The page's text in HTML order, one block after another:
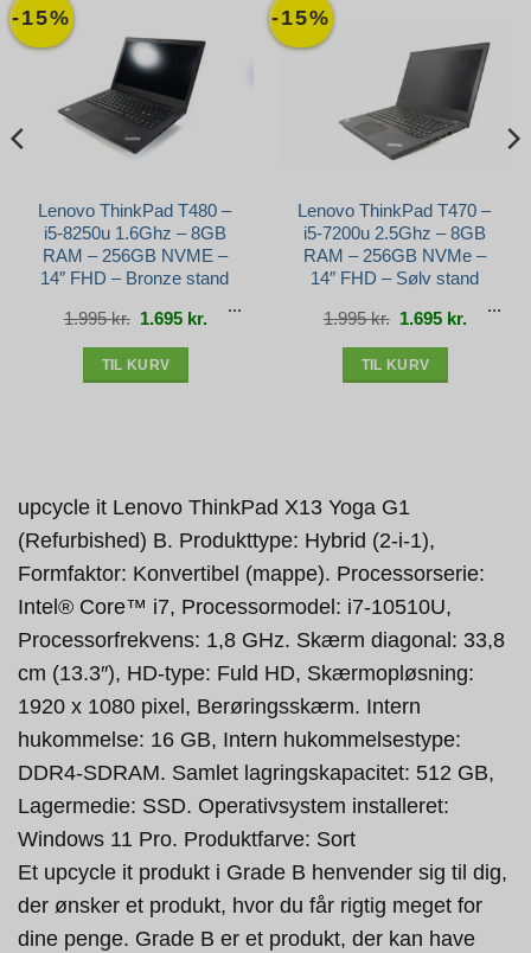
-15%
Lenovo ThinkPad T480 –
i5-8250u 1.6Ghz – 8GB
RAM – 256GB NVME –
14″ FHD – Bronze stand
1.995kr. Den
oprindelige
pris
1.695 kr. Den
aktuelle
pris
TIL KURV
-15%
Lenovo ThinkPad T470 –
i5-7200u 2.5Ghz – 8GB
RAM – 256GB NVMe –
14″ FHD – Sølv stand
1.995kr. Den
oprindelige
pris
1.695 kr. Den
aktuelle
pris
TIL KURV
upcycle it Lenovo ThinkPad X13 Yoga G1
(Refurbished) B. Produkttype: Hybrid (2-i-1),
Formfaktor: Konvertibel (mappe). Processorserie:
Intel® Core™ i7, Processormodel: i7-10510U,
Processorfrekvens: 1,8 GHz. Skærm diagonal: 33,8
cm (13.3″), HD-type: Fuld HD, Skærmopløsning:
1920 x 1080 pixel, Berøringsskærm. Intern
hukommelse: 16 GB, Intern hukommelsestype:
DDR4-SDRAM. Samlet lagringskapacitet: 512 GB,
Lagermedie: SSD. Operativsystem installeret:
Windows 11 Pro. Produktfarve: Sort
Et upcycle it produkt i Grade B henvender sig til dig,
der ønsker et produkt, hvor du får rigtig meget for
dine penge. Grade B er et produkt, der kan have